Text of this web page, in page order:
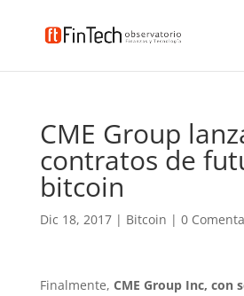
CME Group
contratos de
bitcoin
Dic 18, 2017| Bitcoin | 0
Finalmente, CME Group Inc, con